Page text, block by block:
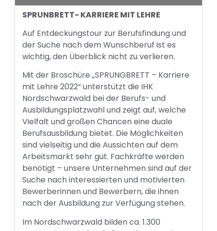
SPRUNBRETT- KARRIERE MIT LEHRE
Auf Entdeckungstour zur Berufsfindung und
der Suche nach dem Wunschberuf ist es
wichtig, den Überblick nicht zu verlieren.
Mit der Broschüre „SPRUNGBRETT – Karriere
mit Lehre 2022“ unterstützt die IHK
Nordschwarzwald bei der Berufs- und
Ausbildungsplatzwahl und zeigt auf, welche
Vielfalt und großen Chancen eine duale
Berufsausbildung bietet. Die Möglichkeiten
sind vielseitig und die Aussichten auf dem
Arbeitsmarkt sehr gut. Fachkräfte werden
benötigt – unsere Unternehmen sind auf der
Suche nach interessierten und motivierten
Bewerberinnen und Bewerbern, die ihnen
nach der Ausbildung zur Verfügung stehen.
Im Nordschwarzwald bilden ca. 1.300